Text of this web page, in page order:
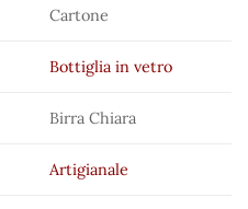
Cartone
Bottiglia in vetro
Birra Chiara
Artigianale